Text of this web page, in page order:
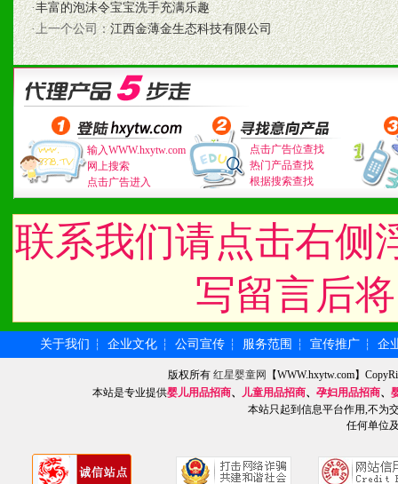
九、加盟优势
1、广告企划支持：产品手
品全面配赠，免费提供软
册、专柜咨询手册等各种
2、市场保护支持：供优质
统一底价供货、严格保证
3、对代理商、经销商提供
单，税务发票，产品质量
4、营销技术支持：因地制
专柜、社区、HS、名人营
5、返利奖励支持：累计
6、售后服务支持：营销全
·丰富的泡沫令宝宝洗手充满乐趣
·上一个公司：江西金薄金生态科技有限公司
输入WWW.hxytw.com
网上搜索
点击广告进入
点击广告位查找
热门产品查找
根据搜索查找
联系我们请点击右侧
写留言后
关于我们 ┆ 企业文化 ┆ 公司宣传 ┆ 服务范围 ┆ 宣传推广 ┆ 企
版权所有红星婴童网
【WWW.hxytw.com】
本站是专业提供婴儿用品招商、 儿童用品招商、 孕妇用品招商、
本站只起到信息平台作用,不为
任何单位